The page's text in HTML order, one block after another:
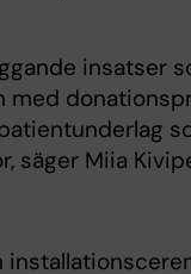
insatser
med
säger Miia